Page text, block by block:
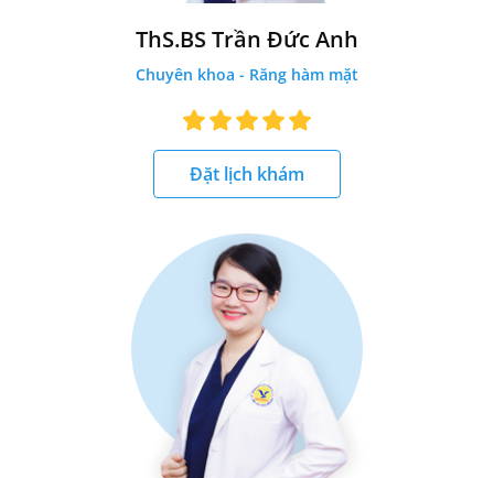
ThS.BS Trần Đức Anh
Chuyên khoa - Răng hàm mặt
Đặt lịch khám